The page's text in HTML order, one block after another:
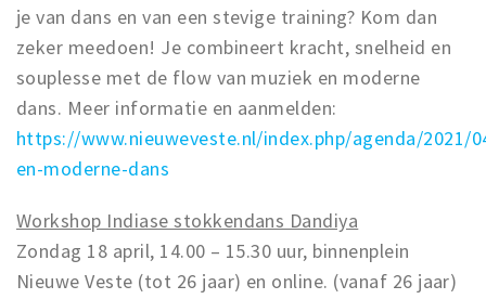
je van dans en van een stevige training? Kom dan
zeker meedoen! Je combineert kracht, snelheid en
souplesse met de flow van muziek en moderne
dans. Meer informatie en aanmelden:
https://www.nieuweveste.nl/index.php/agenda/2021/
en-moderne-dans
Workshop Indiase stokkendans Dandiya
Zondag 18 april, 14.00 – 15.30 uur, binnenplein
Nieuwe Veste (tot 26 jaar) en online. (vanaf 26 jaar)